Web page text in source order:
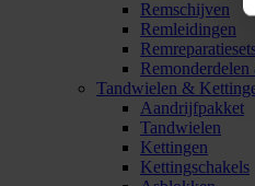
Remschijven
Remleidingen
Tandwielen &
Aandrijfpakket
Tandwielen
Kettingen
Kettingschakels